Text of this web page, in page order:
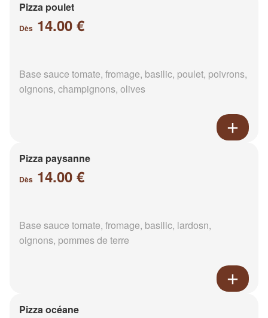
Pizza poulet
Dès 14.00 €
Base sauce tomate, fromage, basilic, poulet, poivrons,
oignons, champignons, olives
Pizza paysanne
Dès 14.00 €
Base sauce tomate, fromage, basilic, lardosn,
oignons, pommes de terre
Pizza océane